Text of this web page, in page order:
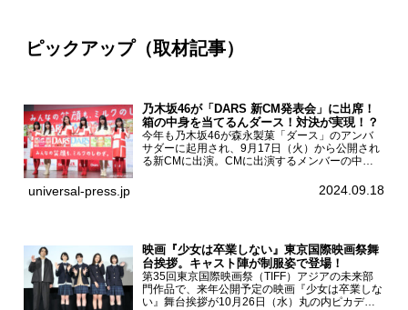
ピックアップ（取材記事）
乃木坂46が「DARS 新CM発表会」に出席！
箱の中身を当てるんダース！対決が実現！？
今年も乃木坂46が森永製菓「ダース」のアンバ
サダーに起用され、9月17日（火）から公開され
る新CMに出演。CMに出演するメンバーの中か
一ノ瀬美空、菅原咲月が都内にて開催された
universal-press.jp 2024.09.18
映画『少女は卒業しない』東京国際映画祭舞
台挨拶。キャスト陣が制服姿で登場！
第35回東京国際映画祭（TIFF）アジアの未来部
門作品で、来年公開予定の映画『少女は卒業しな
い』舞台挨拶が10月26日（水）丸の内ピカデリ